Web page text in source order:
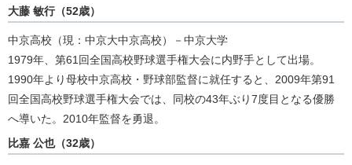
大藤 敏行（52歳）
中京高校（現：中京大中京高校）－中京大学
1979年、第61回全国高校野球選手権大会に内野手として出場。
1990年より母校中京高校・野球部監督に就任すると、2009年第91
回全国高校野球選手権大会では、同校の43年ぶり7度目となる優勝
へ導いた。2010年監督を勇退。
比嘉 公也（32歳）